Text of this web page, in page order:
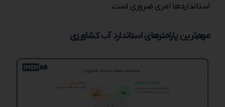
استانداردها امری ضروری است.
مهم‌ترین پارامترهای استاندارد آب کشاورزی